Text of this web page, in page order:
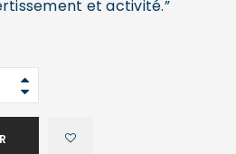
et activité.”